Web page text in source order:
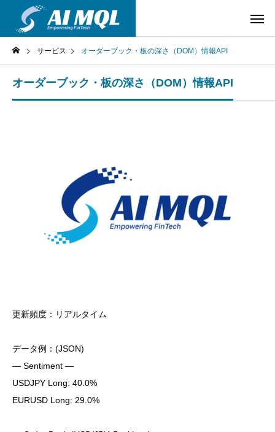
サービス オーダーブック・板の深さ（DOM）情報API
オーダーブック・板の深さ（DOM）情報API
更新頻度：リアルタイム
データ例：(JSON)
— Sentiment —
USDJPY Long: 40.0%
EURUSD Long: 29.0%